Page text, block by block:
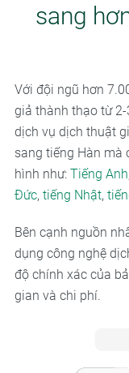
sang
Với đội ngũ hơn
giả thành thạo từ
dịch vụ dịch thuật
sang tiếng Hàn mà
hình như: Tiếng Anh
Đức, tiếng Nhật,
Bên cạnh nguồn
dụng công nghệ
độ chính xác của
gian và chi phí.